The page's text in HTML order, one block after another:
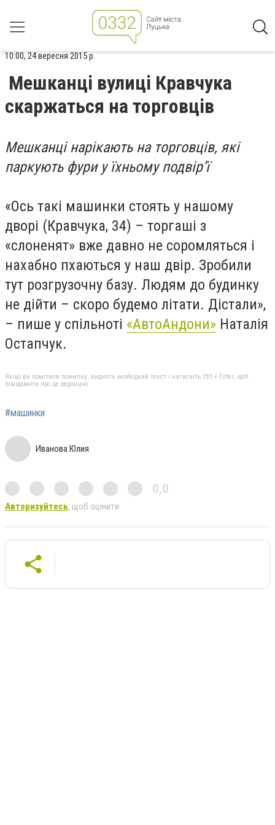
10:00, 24 вересня 2015 р.
Мешканці вулиці Кравчука
скаржаться на торговців
Мешканці нарікають на торговців, які
паркують фури у їхньому подвір’ї
«Ось такі машинки стоять у нашому
дворі (Кравчука, 34) – торгаші з
«слоненят» вже давно не соромляться і
нахабно пхаються у наш двір. Зробили
тут розгрузочну базу. Людям до будинку
не дійти – скоро будемо літати. Дістали»,
– пише у спільноті «АвтоАндони» Наталія
Остапчук.
Якщо ви помітили помилку, виділіть необхідний текст і натисніть Ctrl + Enter, щоб
повідомити про це редакцію
#машинки
Иванова Юлия
0,0
Авторизуйтесь, щоб оцінити